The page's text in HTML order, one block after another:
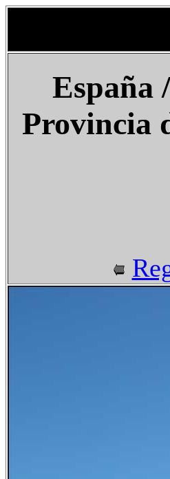
España
Provincia